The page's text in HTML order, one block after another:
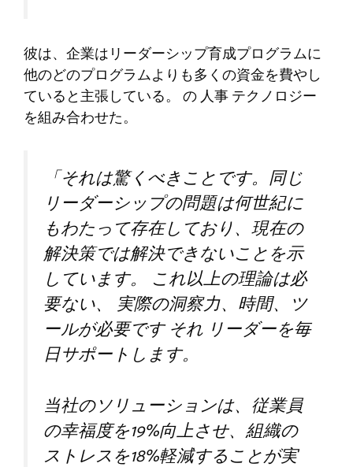
彼は、企業はリーダーシップ育成プログラムに
他のどのプログラムよりも多くの資金を費やし
ていると主張している。 の人事テクノロジー
を組み合わせた。
「それは驚くべきことです。同じ
リーダーシップの問題は何世紀に
もわたって存在しており、現在の
解決策では解決できないことを示
しています。 これ以上の理論は必
要ない、 実際の洞察力、時間、ツ
ールが必要ですそれ リーダーを毎
日サポートします。
当社のソリューションは、従業員
の幸福度を19%向上させ、組織の
ストレスを18%軽減することが実